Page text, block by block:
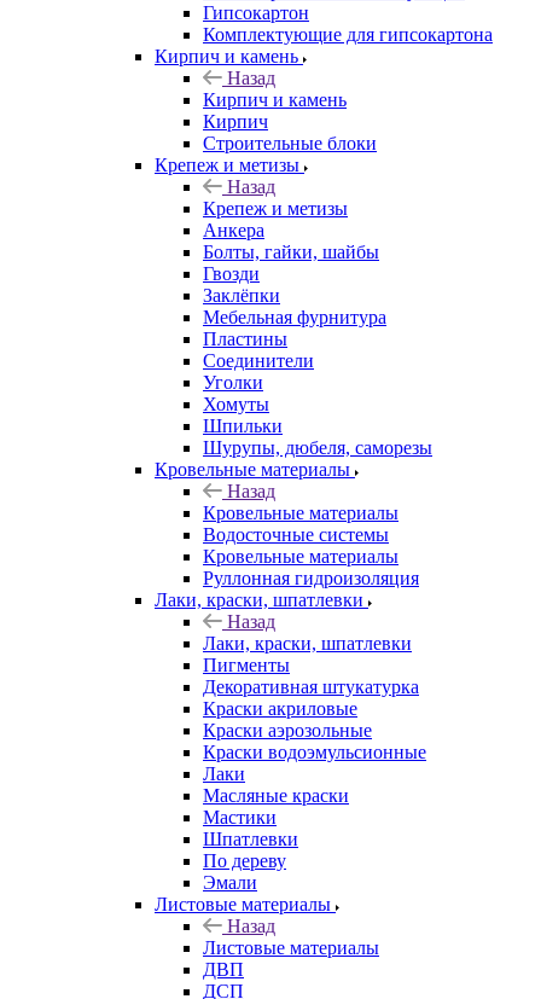
Гипсокартон
Комплектующие для гипсокартона
Кирпич и камень
Назад
Кирпич и камень
Кирпич
Строительные блоки
Крепеж и метизы
Назад
Крепеж и метизы
Анкера
Болты, гайки, шайбы
Гвозди
Заклёпки
Мебельная фурнитура
Пластины
Соединители
Уголки
Хомуты
Шпильки
Шурупы, дюбеля, саморезы
Кровельные материалы
Назад
Кровельные материалы
Водосточные системы
Кровельные материалы
Руллонная гидроизоляция
Лаки, краски, шпатлевки
Назад
Лаки, краски, шпатлевки
Пигменты
Декоративная штукатурка
Краски акриловые
Краски аэрозольные
Краски водоэмульсионные
Лаки
Масляные краски
Мастики
Шпатлевки
По дереву
Эмали
Листовые материалы
Назад
Листовые материалы
ДВП
ДСП